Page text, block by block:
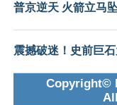
普京逆天 火箭立马
震撼破迷！史前巨
Copyright©